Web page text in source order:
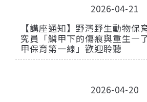
2026-04-21
【講座通知】野灣野生動物保
究員「鱗甲下的傷痕與重生—
甲保育第一線」歡迎聆聽
2026-04-20